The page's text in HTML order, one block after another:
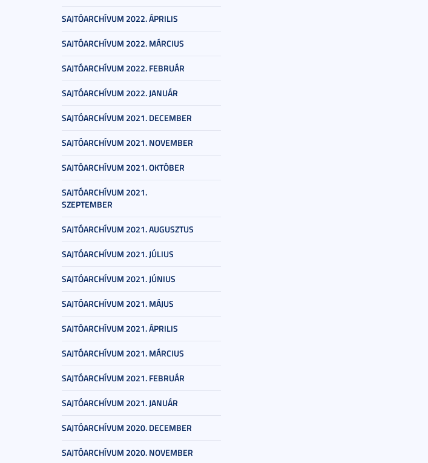
SAJTÓARCHÍVUM 2022. ÁPRILIS
SAJTÓARCHÍVUM 2022. MÁRCIUS
SAJTÓARCHÍVUM 2022. FEBRUÁR
SAJTÓARCHÍVUM 2022. JANUÁR
SAJTÓARCHÍVUM 2021. DECEMBER
SAJTÓARCHÍVUM 2021. NOVEMBER
SAJTÓARCHÍVUM 2021. OKTÓBER
SAJTÓARCHÍVUM 2021.
SZEPTEMBER
SAJTÓARCHÍVUM 2021. AUGUSZTUS
SAJTÓARCHÍVUM 2021. JÚLIUS
SAJTÓARCHÍVUM 2021. JÚNIUS
SAJTÓARCHÍVUM 2021. MÁJUS
SAJTÓARCHÍVUM 2021. ÁPRILIS
SAJTÓARCHÍVUM 2021. MÁRCIUS
SAJTÓARCHÍVUM 2021. FEBRUÁR
SAJTÓARCHÍVUM 2021. JANUÁR
SAJTÓARCHÍVUM 2020. DECEMBER
SAJTÓARCHÍVUM 2020. NOVEMBER